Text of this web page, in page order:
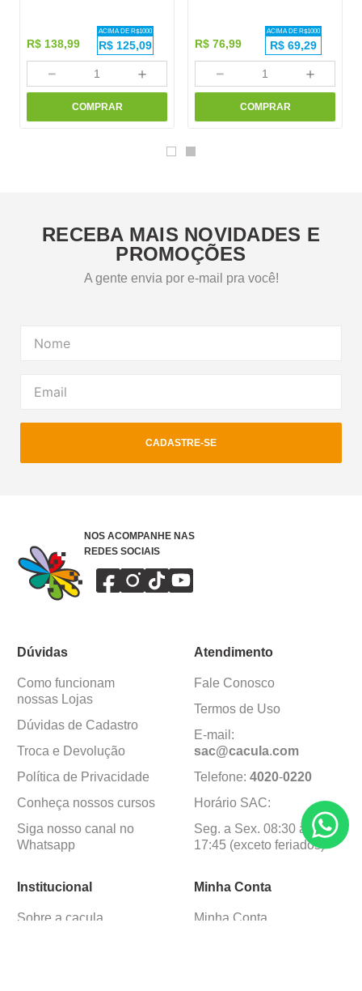
R$ 138,99
ACIMA DE R$1000
R$ 125,09
＋
－
COMPRAR
R$ 76,99
ACIMA DE R$1000
R$ 69,29
＋
－
COMPRAR
RECEBA MAIS NOVIDADES E
PROMOÇÕES
A gente envia por e-mail pra você!
CADASTRE-SE
NOS ACOMPANHE NAS
REDES SOCIAIS
Dúvidas
Como funcionam
nossas Lojas
Dúvidas de Cadastro
Troca e Devolução
Política de Privacidade
Conheça nossos cursos
Siga nosso canal no
Whatsapp
Atendimento
Fale Conosco
Termos de Uso
E-mail:
sac@cacula.com
Telefone: 4020-0220
Horário SAC:
Seg. a Sex. 08:30 às
17:45 (exceto feriados)
Institucional
Sobre a caçula
Minha Conta
Minha Conta